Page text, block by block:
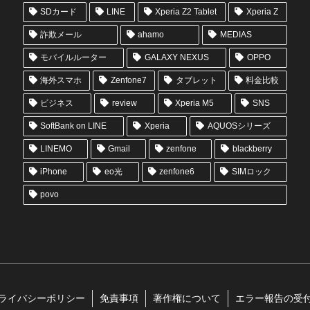
SDカード LINE Xperia Z2 Tablet Xperia Z
詐欺メール ahamo MEDIAS
モバイルルーター GALAXY NEXUS OPPO
海外スマホ Zenfone7 タブレット 料金比較
ビジネス review Xperia M5 SNS
SoftBank on LINE Xperia AQUOSシリーズ
LINEMO Gmail zenfone blackberry
iPhone eo光 zenfone6 SIMロック
povo
イバシーポリシー 免責事項 著作権について エラー報告の受